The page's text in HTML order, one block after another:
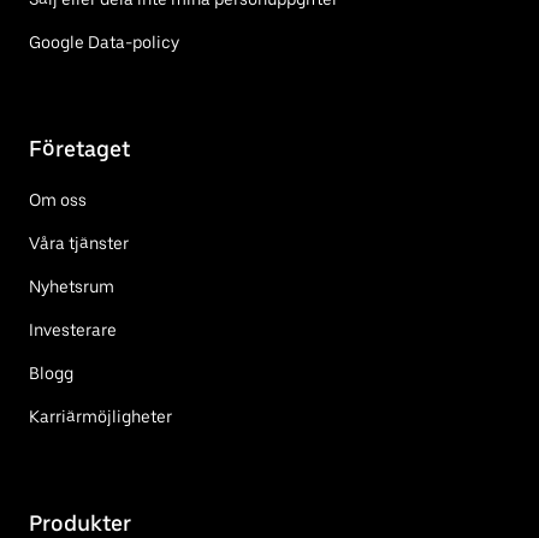
Google Data-policy
Företaget
Om oss
Våra tjänster
Nyhetsrum
Investerare
Blogg
Karriärmöjligheter
Produkter